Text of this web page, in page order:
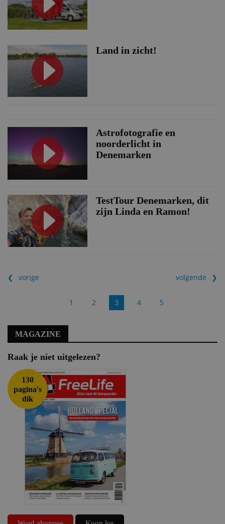
Land in zicht!
Astrofotografie en
noorderlicht in
Denemarken
TestTour Denemarken, dit
zijn Linda en Ramon!
vorige
1 2 3 4 5
volgende
MAGAZINE
Raak je niet uitgelezen?
130
pagina's
dik